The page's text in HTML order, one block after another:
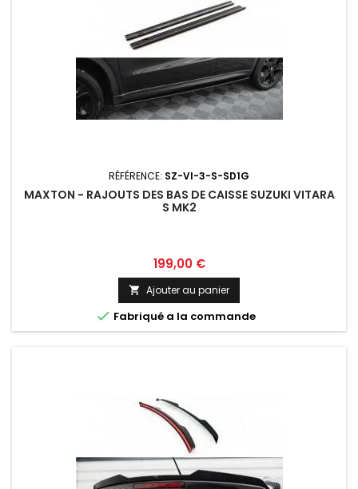
RÉFÉRENCE: SZ-VI-3-S-SD1G
MAXTON - RAJOUTS DES BAS DE CAISSE SUZUKI VITARA
S MK2
Prix
199,00 €
 Ajouter au panier
 Fabriqué a la commande